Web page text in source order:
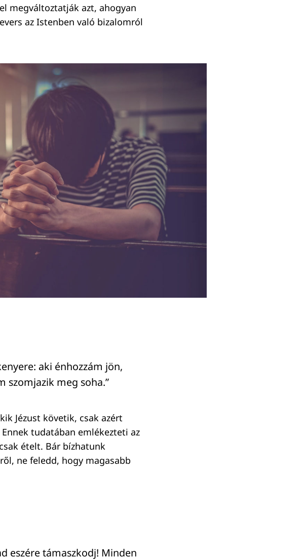
megváltoztatják azt, ahogyan
az Istenben való bizalomról
aki énhozzám jön,
szomjazik meg soha.”
Jézust követik, csak azért
tudatában emlékezteti az
ételt. Bár bízhatunk
ne feledd, hogy magasabb
eszére támaszkodj! Minden